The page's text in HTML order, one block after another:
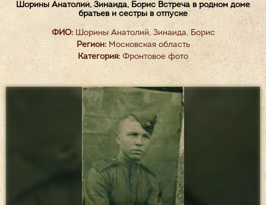
Шорины Анатолий, Зинаида, Борис Встреча в родном доме
братьев и сестры в отпуске
ФИО:Шорины Анатолий, Зинаида, Борис
Регион:Московская область
Категория: Фронтовое фото